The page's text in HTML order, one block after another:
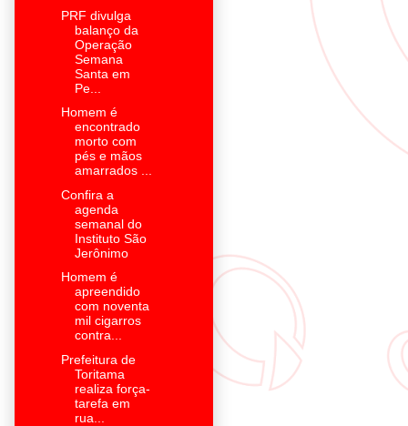
PRF divulga
balanço da
Operação
Semana
Santa em
Pe...
Homem é
encontrado
morto com
pés e mãos
amarrados ...
Confira a
agenda
semanal do
Instituto São
Jerônimo
Homem é
apreendido
com noventa
mil cigarros
contra...
Prefeitura de
Toritama
realiza força-
tarefa em
rua...